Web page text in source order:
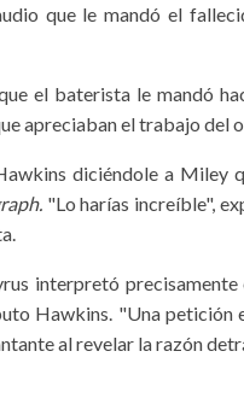
que le mandó el
el baterista le mandó
apreciaban el trabajo del
diciéndole a Miley
"Lo harías increíble",
interpretó precisamente
Hawkins. "Una petición
al revelar la razón